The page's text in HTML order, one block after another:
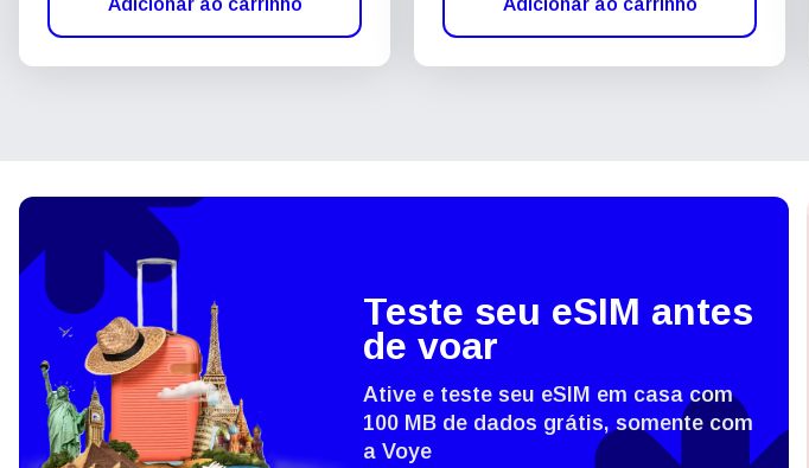
Adicionar ao carrinho Adicionar ao carrinho
Teste seu eSIM antes
de voar
Ative e teste seu eSIM em casa com
100 MB de dados grátis, somente com
a Voye
Entrar ou